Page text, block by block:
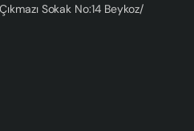
Sokak No:14 Beykoz/